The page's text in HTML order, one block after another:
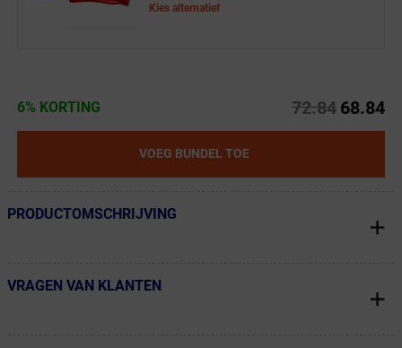
Kies alternatief
6% KORTING 72.84 68.84
VOEG BUNDEL TOE
← Terug naar productnavigatie
PRODUCTOMSCHRIJVING
← Terug naar productnavigatie
VRAGEN VAN KLANTEN